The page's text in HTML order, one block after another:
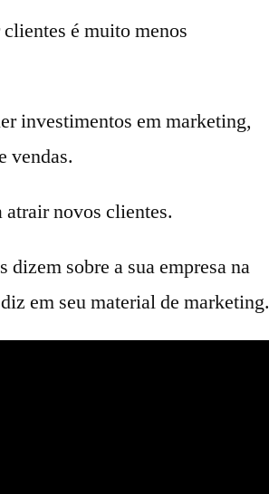
é muito menos
investimentos em marketing,
vendas.
atrair novos clientes.
dizem sobre a sua empresa na
em seu material de marketing.